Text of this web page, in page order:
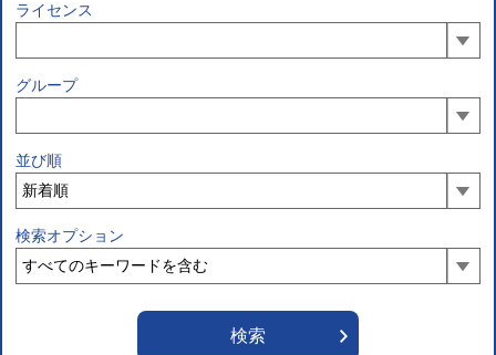
ライセンス
グループ
並び順
検索オプション